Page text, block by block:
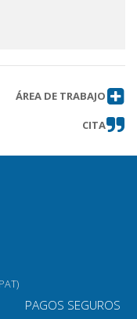
ÁREA DE TRABAJO
CITA
PAGOS SEGUROS